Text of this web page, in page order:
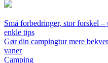
Små forbedringer, stor forskel
enkle tips
Gør din campingtur mere
vaner
Camping